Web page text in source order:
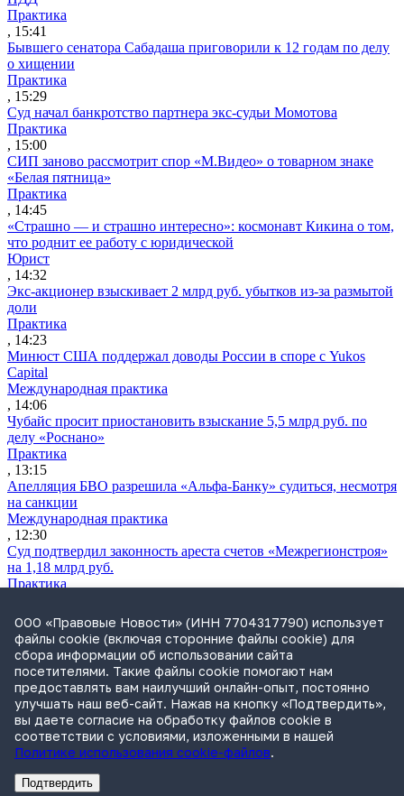
Практика
, 15:41
Бывшего сенатора Сабадаша приговорили к 12 годам по делу
о хищении
Практика
, 15:29
Суд начал банкротство партнера экс-судьи Момотова
Практика
, 15:00
СИП заново рассмотрит спор «М.Видео» о товарном знаке
«Белая пятница»
Практика
, 14:45
«Страшно — и страшно интересно»: космонавт Кикина о том,
что роднит ее работу с юридической
Юрист
, 14:32
Экс-акционер взыскивает 2 млрд руб. убытков из-за размытой
доли
Практика
, 14:23
Минюст США поддержал доводы России в споре с Yukos
Capital
Международная практика
, 14:06
Чубайс просит приостановить взыскание 5,5 млрд руб. по
делу «Роснано»
Практика
, 13:15
Апелляция БВО разрешила «Альфа-Банку» судиться, несмотря
на санкции
Международная практика
, 12:30
Суд подтвердил законность ареста счетов «Межрегионстроя»
на 1,18 млрд руб.
Практика
ВС разрешил сдавать жилые дома как гостевые без изменения
назначения участка
Практика
, 11:06
Утренний обзор за 3 августа: блокировка массовых звонков
без маркировки и доначисление налогов из-за инвестльгот
Обзор СМИ
, 09:06
РекламаАдвокатское бюро Санкт-Петербурга «Вертикаль» ИНН 7841290773
ООО «Правовые Новости» (ИНН 7704317790) использует
файлы cookie (включая сторонние файлы cookie) для
сбора информации об использовании сайта
посетителями. Такие файлы cookie помогают нам
предоставлять вам наилучший онлайн-опыт, постоянно
улучшать наш веб-сайт. Нажав на кнопку «Подтвердить»,
вы даете согласие на обработку файлов cookie в
соответствии с условиями, изложенными в нашей
Политике использования cookie-файлов.
Подтвердить